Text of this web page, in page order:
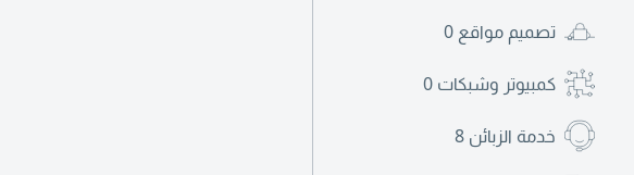
تصميم مواقع 0
كمبيوتر وشبكات 0
خدمة الزبائن 8